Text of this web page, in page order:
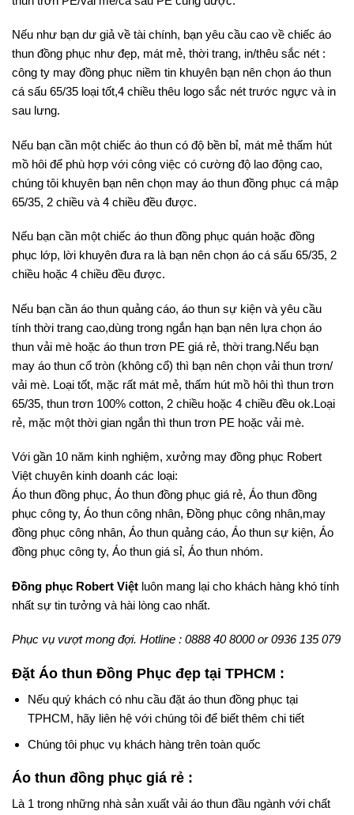
Nếu như bạn dư giả về tài chính, bạn yêu cầu cao về chiếc áo
thun đồng phục như đẹp, mát mẻ, thời trang, in/thêu sắc nét :
công ty may đồng phục niềm tin khuyên bạn nên chọn áo thun
cá sấu 65/35 loại tốt,4 chiều thêu logo sắc nét trước ngực và in
sau lưng.
Nếu bạn cần một chiếc áo thun có độ bền bỉ, mát mẻ thấm hút
mồ hôi để phù hợp với công việc có cường độ lao động cao,
chúng tôi khuyên bạn nên chọn may áo thun đồng phục cá mập
65/35, 2 chiều và 4 chiều đều được.
Nếu bạn cần một chiếc áo thun đồng phục quán hoặc đồng
phục lớp, lời khuyên đưa ra là bạn nên chọn áo cá sấu 65/35, 2
chiều hoặc 4 chiều đều được.
Nếu bạn cần áo thun quảng cáo, áo thun sự kiện và yêu cầu
tính thời trang cao,dùng trong ngắn hạn bạn nên lựa chọn áo
thun vải mè hoặc áo thun trơn PE giá rẻ, thời trang.Nếu bạn
may áo thun cổ tròn (không cổ) thì bạn nên chọn vải thun trơn/
vải mè. Loại tốt, mặc rất mát mẻ, thấm hút mồ hôi thì thun trơn
65/35, thun trơn 100% cotton, 2 chiều hoặc 4 chiều đều ok.Loại
rẻ, mặc một thời gian ngắn thì thun trơn PE hoặc vải mè.
Với gần 10 năm kinh nghiệm, xưởng may đồng phục Robert
Việt chuyên kinh doanh các loại:
Áo thun đồng phục, Áo thun đồng phục giá rẻ, Áo thun đồng
phục công ty, Áo thun công nhân, Đồng phục công nhân,may
đồng phục công nhân, Áo thun quảng cáo, Áo thun sự kiện, Áo
đồng phục công ty, Áo thun giá sỉ, Áo thun nhóm.
Đồng phục Robert Việt luôn mang lại cho khách hàng khó tính
nhất sự tin tưởng và hài lòng cao nhất.
Phục vụ vượt mong đợi. Hotline : 0888 40 8000 or 0936 135 079
Đặt Áo thun Đồng Phục đẹp tại TPHCM :
Nếu quý khách có nhu cầu đặt áo thun đồng phục tại
TPHCM, hãy liên hệ với chúng tôi để biết thêm chi tiết
Chúng tôi phục vụ khách hàng trên toàn quốc
Áo thun đồng phục giá rẻ :
Là 1 trong những nhà sản xuất vải áo thun đầu ngành với chất